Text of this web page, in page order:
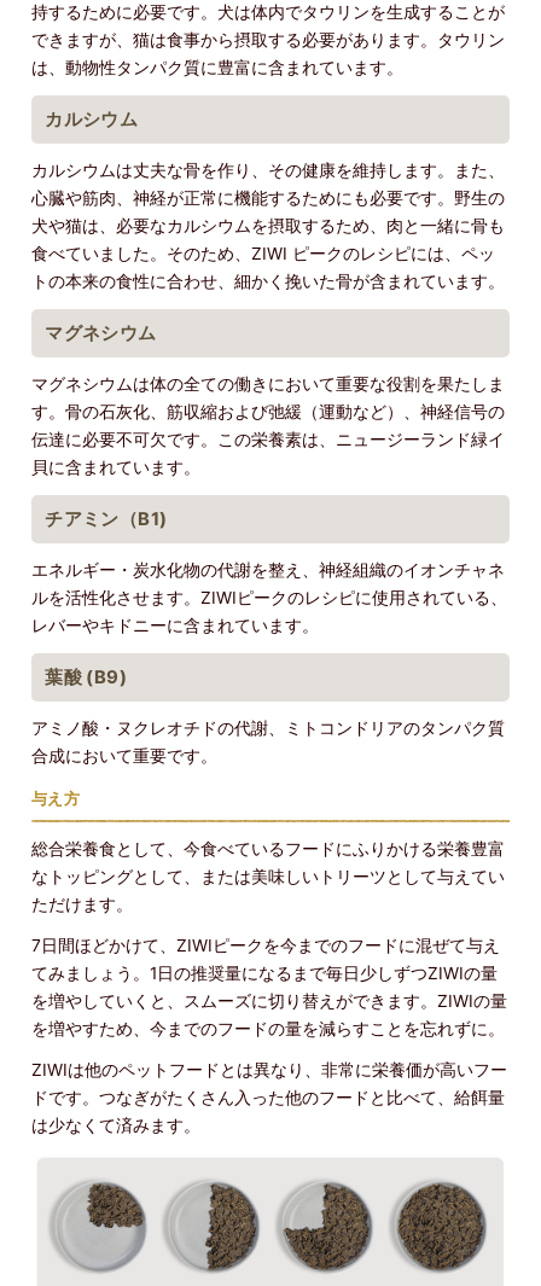
持するために必要です。犬は体内でタウリンを生成することが
できますが、猫は食事から摂取する必要があります。タウリン
は、動物性タンパク質に豊富に含まれています。
カルシウム
カルシウムは丈夫な骨を作り、その健康を維持します。また、
心臓や筋肉、神経が正常に機能するためにも必要です。野生の
犬や猫は、必要なカルシウムを摂取するため、肉と一緒に骨も
食べていました。そのため、ZIWI ピークのレシピには、ペッ
トの本来の食性に合わせ、細かく挽いた骨が含まれています。
マグネシウム
マグネシウムは体の全ての働きにおいて重要な役割を果たしま
す。骨の石灰化、筋収縮および弛緩（運動など）、神経信号の
伝達に必要不可欠です。この栄養素は、ニュージーランド緑イ
貝に含まれています。
チアミン（B1)
エネルギー・炭水化物の代謝を整え、神経組織のイオンチャネ
ルを活性化させます。ZIWIピークのレシピに使用されている、
レバーやキドニーに含まれています。
葉酸 (B9)
アミノ酸・ヌクレオチドの代謝、ミトコンドリアのタンパク質
合成において重要です。
与え方
総合栄養食として、今食べているフードにふりかける栄養豊富
なトッピングとして、または美味しいトリーツとして与えてい
ただけます。
7日間ほどかけて、ZIWIピークを今までのフードに混ぜて与え
てみましょう。1日の推奨量になるまで毎日少しずつZIWIの量
を増やしていくと、スムーズに切り替えができます。ZIWIの量
を増やすため、今までのフードの量を減らすことを忘れずに。
ZIWIは他のペットフードとは異なり、非常に栄養価が高いフー
ドです。つなぎがたくさん入った他のフードと比べて、給餌量
は少なくて済みます。